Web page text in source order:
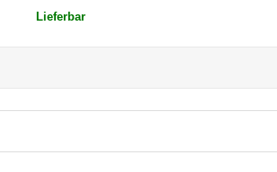
Lieferbar